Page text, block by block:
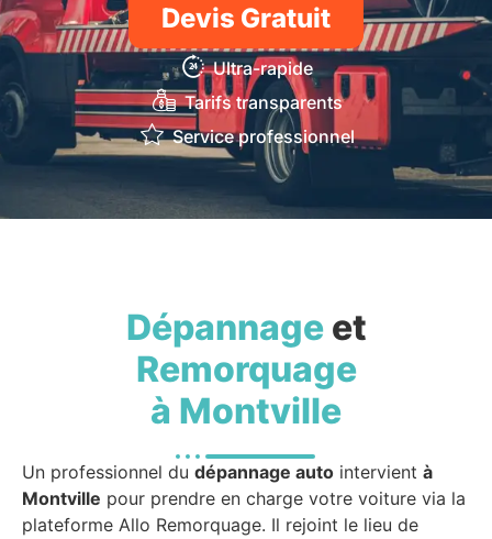
Devis Gratuit
Ultra-rapide
Tarifs transparents
Service professionnel
Dépannageet
Remorquage
à Montville
Un professionnel du dépannage auto intervient à
Montville pour prendre en charge votre voiture via la
plateforme Allo Remorquage. Il rejoint le lieu de